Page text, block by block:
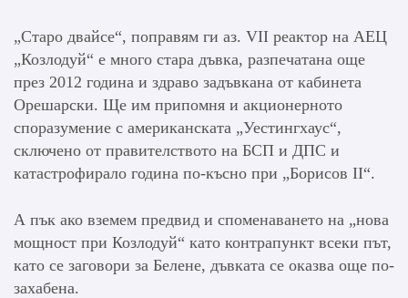
„Старо двайсе“, поправям ги аз. VII реактор на АЕЦ
„Козлодуй“ е много стара дъвка, разпечатана още
през 2012 година и здраво задъвкана от кабинета
Орешарски. Ще им припомня и акционерното
споразумение с американската „Уестингхаус“,
сключено от правителството на БСП и ДПС и
катастрофирало година по-късно при „Борисов II“.
А пък ако вземем предвид и споменаването на „нова
мощност при Козлодуй“ като контрапункт всеки път,
като се заговори за Белене, дъвката се оказва още по-
захабена.